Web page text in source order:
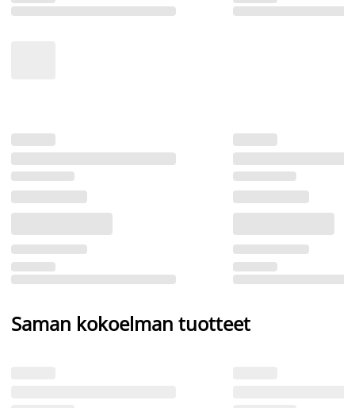
Saman kokoelman tuotteet